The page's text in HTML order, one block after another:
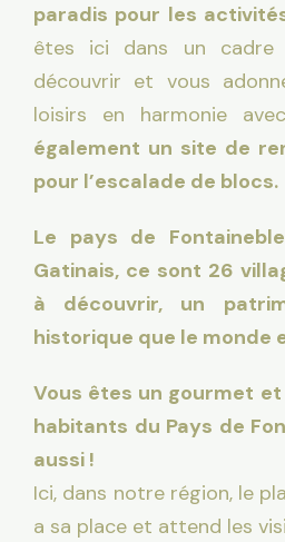
paradis pour les
êtes ici dans un cadre
découvrir et vous
loisirs en harmonie
également un site de
pour l’escalade de blocs.
Le pays de
Gatinais, ce sont 26
à découvrir, un
historique que le monde
Vous êtes un gourmet et
habitants du Pays de
aussi !
Ici, dans notre région, le
a sa place et attend les